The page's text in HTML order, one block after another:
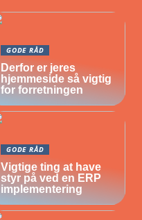
GODE RÅD
Derfor er jeres
hjemmeside så vigtig
for forretningen
GODE RÅD
Vigtige ting at have
styr på ved en ERP
implementering